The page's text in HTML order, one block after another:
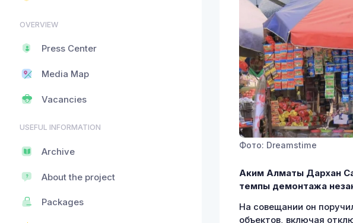
OVERVIEW
Press Center
Media Map
Vacancies
USEFUL INFORMATION
Archive
About the project
Packages
Фото: Dreamstime
Аким Алматы Дархан
темпы демонтажа
На совещании он
объектов, включая